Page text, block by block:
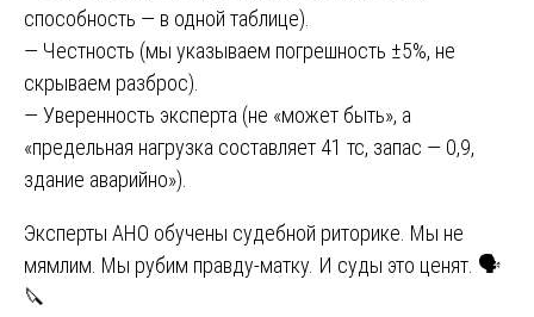
способность — в одной таблице).
— Честность (мы указываем погрешность ±5%, не
скрываем разброс).
— Уверенность эксперта (не «может быть», а
«предельная нагрузка составляет 41 тс, запас — 0,9,
здание аварийно»).
Эксперты АНО обучены судебной риторике. Мы не
мямлим. Мы рубим правду-матку. И суды это ценят. 🗣️
🔪